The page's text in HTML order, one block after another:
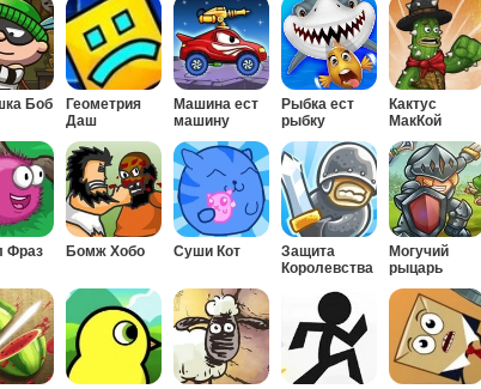
Боб
Геометрия
Даш
Машина ест
машину
Рыбка ест
рыбку
Кактус
МакКой
Фраз Бомж Хобо Суши Кот
Защита
Королевства
Могучий
рыцарь